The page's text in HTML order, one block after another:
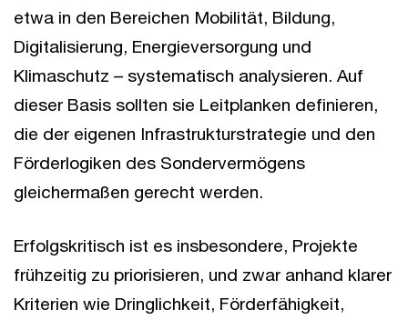
etwa in den Bereichen Mobilität, Bildung,
Digitalisierung, Energieversorgung und
Klimaschutz – systematisch analysieren. Auf
dieser Basis sollten sie Leitplanken definieren,
die der eigenen Infrastrukturstrategie und den
Förderlogiken des Sondervermögens
gleichermaßen gerecht werden.
Erfolgskritisch ist es insbesondere, Projekte
frühzeitig zu priorisieren, und zwar anhand klarer
Kriterien wie Dringlichkeit, Förderfähigkeit,